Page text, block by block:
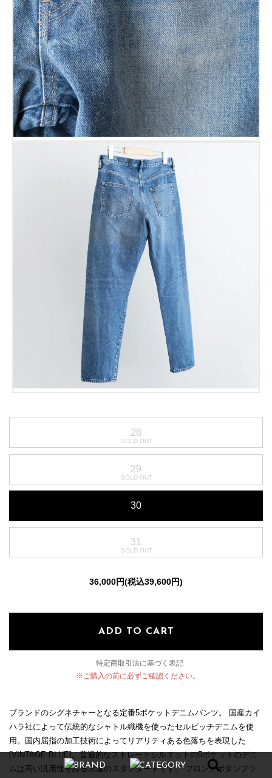
28
29
30
31
36,000円(税込39,600円)
ADD TO CART
特定商取引法に基づく表記
※ご購入の前に必ずご確認ください。
ブランドのシグネチャーとなる定番5ポケットデニムパンツ。 国産カイ
ハラ社によって伝統的なシャトル織機を使ったセルビッチデニムを使
用。国内屈指の加工技術によってリアリティある色落ちを表現した
[VINTAGE BLUE]。普遍的なストレートシルエットの5ポケットのデニ
ムは高い汎用性を誇る永遠のスタンダードです。 フロントボタンフラ
BRAND CATEGORY